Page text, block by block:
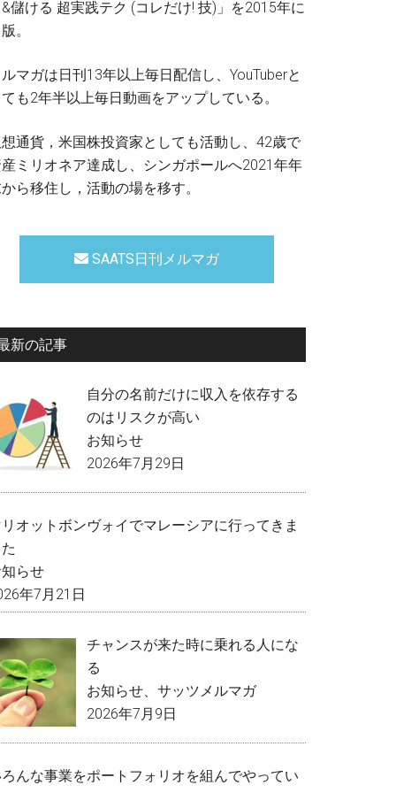
儲ける 超実践テク (コレだけ! 技)」を2015年に
。
マガは日刊13年以上毎日配信し、YouTuberと
も2年半以上毎日動画をアップしている。
通貨，米国株投資家としても活動し、42歳で
ミリオネア達成し、シンガポールへ2021年年
ら移住し，活動の場を移す。
SAATS日刊メルマガ
新の記事
自分の名前だけに収入を依存する
のはリスクが高い
お知らせ
2026年7月29日
オットボンヴォイでマレーシアに行ってきま
らせ
年7月21日
チャンスが来た時に乗れる人にな
る
お知らせ
サッツメルマガ
2026年7月9日
んな事業をポートフォリオを組んでやってい